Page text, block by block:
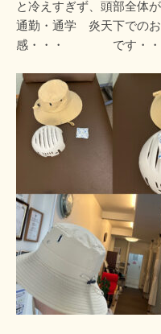
と冷えすぎず、頭部全体
通勤・通学 炎天下での
感・・・ です・・